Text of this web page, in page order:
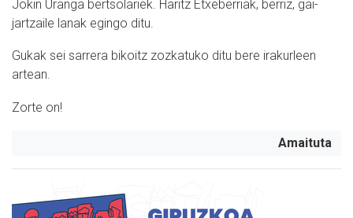
Jokin Uranga bertsolariek. Haritz Etxeberriak, berriz, gai-
jartzaile lanak egingo ditu.
Gukak sei sarrera bikoitz zozkatuko ditu bere irakurleen
artean.
Zorte on!
Amaituta